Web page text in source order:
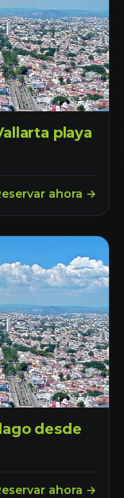
playa
ahora →
desde
ahora →